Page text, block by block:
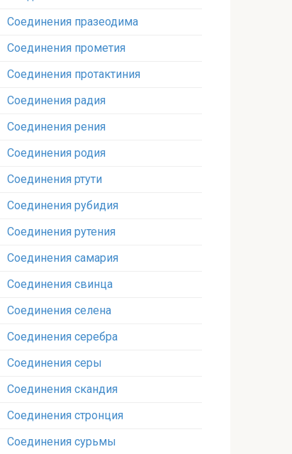
Соединения празеодима‎
Соединения прометия‎
Соединения протактиния‎
Соединения радия‎
Соединения рения‎
Соединения родия‎
Соединения ртути‎
Соединения рубидия‎
Соединения рутения‎
Соединения самария‎
Соединения свинца‎
Соединения селена‎
Соединения серебра‎
Соединения серы‎
Соединения скандия
Соединения стронция‎
Соединения сурьмы